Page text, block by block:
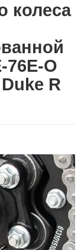
колеса
76E-O
R